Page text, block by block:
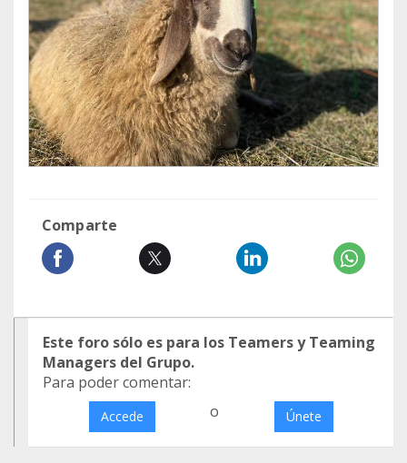
Comparte
Este foro sólo es para los Teamers y Teaming
Managers del Grupo.
Para poder comentar:
Accede o Únete